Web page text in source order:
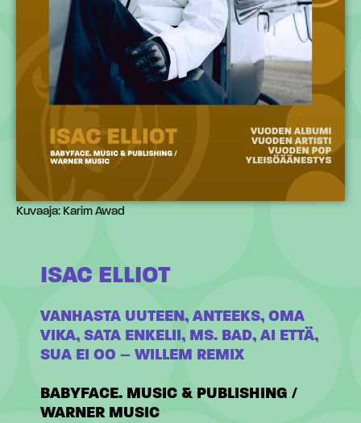
Kuvaaja: Karim Awad
ISAC ELLIOT
VANHASTA UUTEEN, ANTEEKS, OMA
VIKA, SATA ENKELII, MS. BAD, AI ETTÄ,
SUA EI OO – WILLEM REMIX
BABYFACE. MUSIC & PUBLISHING /
WARNER MUSIC